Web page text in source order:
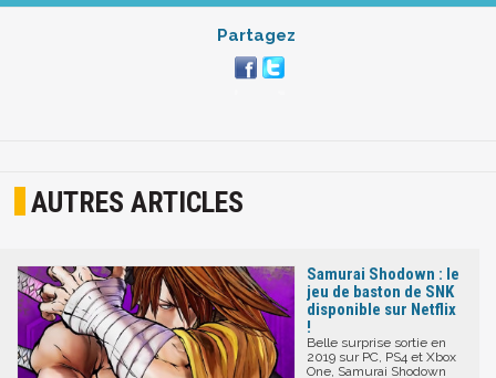
Partagez
AUTRES ARTICLES
Samurai Shodown : le
jeu de baston de SNK
disponible sur Netflix
!
Belle surprise sortie en
2019 sur PC, PS4 et Xbox
One, Samurai Shodown